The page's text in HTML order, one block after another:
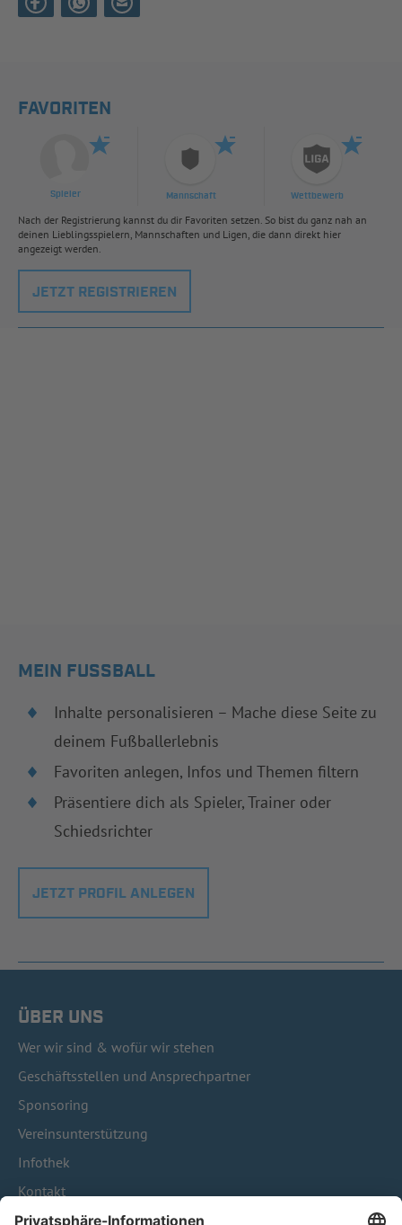
FAVORITEN
Spieler Mannschaft Wettbewerb
Nach der Registrierung kannst du dir Favoriten setzen. So bist du ganz nah an
deinen Lieblingsspielern, Mannschaften und Ligen, die dann direkt hier
angezeigt werden.
JETZT REGISTRIEREN
MEIN FUSSBALL
Inhalte personalisieren – Mache diese Seite zu
deinem Fußballerlebnis
Favoriten anlegen, Infos und Themen filtern
Präsentiere dich als Spieler, Trainer oder
Schiedsrichter
JETZT PROFIL ANLEGEN
ÜBER UNS
Wer wir sind & wofür wir stehen
Geschäftsstellen und Ansprechpartner
Sponsoring
Vereinsunterstützung
Infothek
Kontakt